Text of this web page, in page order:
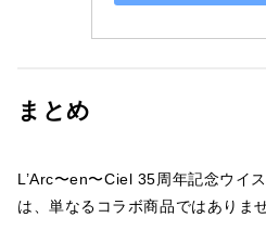
まとめ
L’Arc〜en〜Ciel 35周年記念ウイ
は、単なるコラボ商品ではありませ